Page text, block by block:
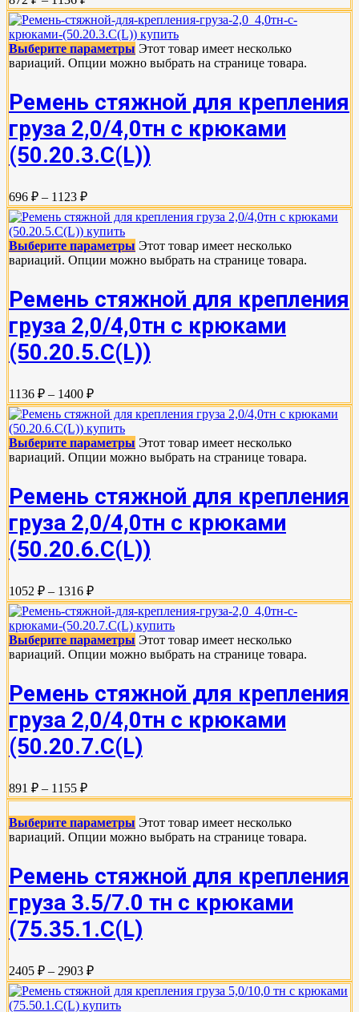
Выберите параметры Этот товар имеет несколько
вариаций. Опции можно выбрать на странице товара.
Ремень стяжной для крепления
груза 2,0/4,0тн с крюками
(50.20.3.C(L))
696 ₽ – 1123 ₽
Выберите параметры Этот товар имеет несколько
вариаций. Опции можно выбрать на странице товара.
Ремень стяжной для крепления
груза 2,0/4,0тн с крюками
(50.20.5.C(L))
1136 ₽ – 1400 ₽
Выберите параметры Этот товар имеет несколько
вариаций. Опции можно выбрать на странице товара.
Ремень стяжной для крепления
груза 2,0/4,0тн с крюками
(50.20.6.C(L))
1052 ₽ – 1316 ₽
Выберите параметры Этот товар имеет несколько
вариаций. Опции можно выбрать на странице товара.
Ремень стяжной для крепления
груза 2,0/4,0тн с крюками
(50.20.7.C(L)
891 ₽ – 1155 ₽
Выберите параметры Этот товар имеет несколько
вариаций. Опции можно выбрать на странице товара.
Ремень стяжной для крепления
груза 3.5/7.0 тн с крюками
(75.35.1.C(L)
2405 ₽ – 2903 ₽